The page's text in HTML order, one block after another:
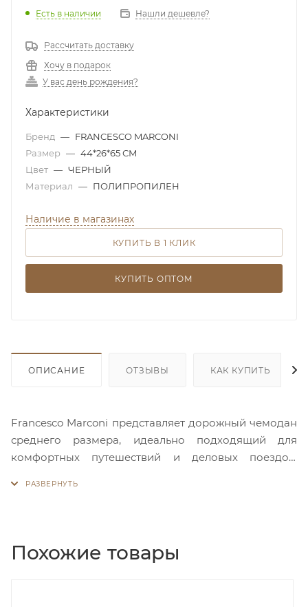
Есть в наличии Нашли дешевле?
Рассчитать доставку
Хочу в подарок
У вас день рождения?
Характеристики
Бренд — FRANCESCO MARCONI
Размер — 44*26*65 СМ
Цвет — ЧЕРНЫЙ
Материал — ПОЛИПРОПИЛЕН
Наличие в магазинах
КУПИТЬ В 1 КЛИК
КУПИТЬ ОПТОМ
ОПИСАНИЕ ОТЗЫВЫ КАК КУПИТЬ
Francesco Marconi представляет дорожный чемодан
среднего размера, идеально подходящий для
комфортных путешествий и деловых поездок.
гарантирует дополнительную безопасность ваших
вещей при транспортировке.
Похожие товары